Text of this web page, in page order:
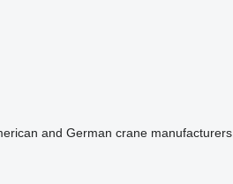
and German crane manufacturers.